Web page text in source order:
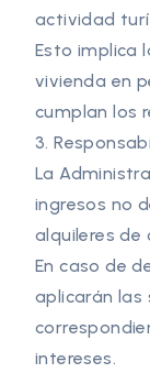
actividad
Esto implica
vivienda en
cumplan los
3.
La
ingresos no
alquileres de
En caso de
aplicarán las
intereses.